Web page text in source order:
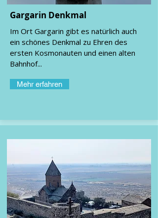
Gargarin Denkmal
Im Ort Gargarin gibt es natürlich auch
ein schönes Denkmal zu Ehren des
ersten Kosmonauten und einen alten
Bahnhof...
Mehr erfahren